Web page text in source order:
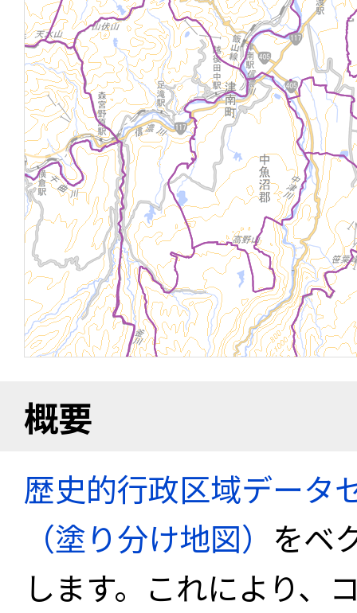
概要
歴史的行政区域データ
（塗り分け地図） をベ
します。これにより、